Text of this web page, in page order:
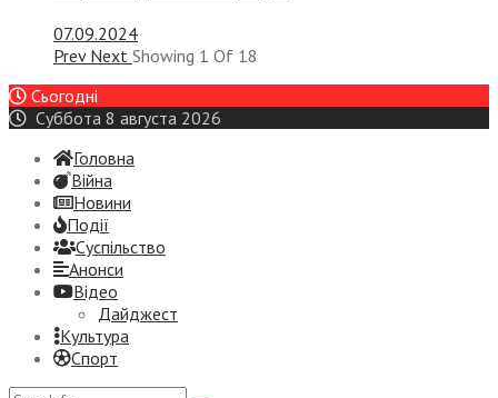
07.09.2024
Prev Next Showing 1 Of 18
Сьогодні
Суббота 8 августа 2026
Головна
Війна
Новини
Події
Суспiльство
Анонси
Відео
Дайджест
Культура
Спорт